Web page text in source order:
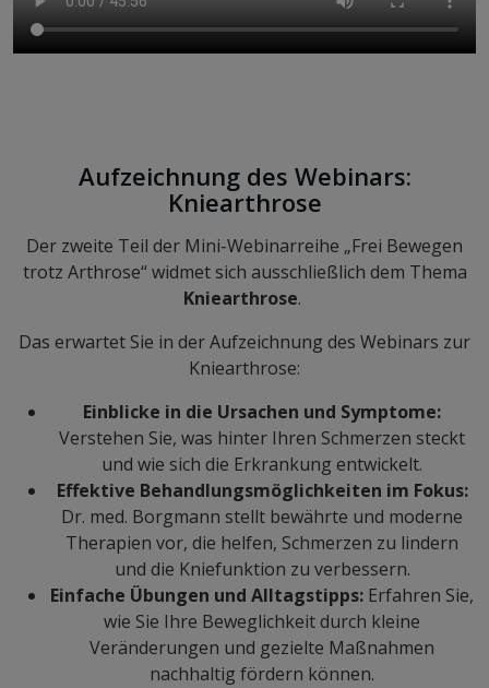
Aufzeichnung des Webinars:
Kniearthrose
Der zweite Teil der Mini-Webinarreihe „Frei Bewegen
trotz Arthrose“ widmet sich ausschließlich dem Thema
Kniearthrose.
Das erwartet Sie in der Aufzeichnung des Webinars zur
Kniearthrose:
Einblicke in die Ursachen und Symptome:
Verstehen Sie, was hinter Ihren Schmerzen steckt
und wie sich die Erkrankung entwickelt.
Effektive Behandlungsmöglichkeiten im Fokus:
Dr. med. Borgmann stellt bewährte und moderne
Therapien vor, die helfen, Schmerzen zu lindern
und die Kniefunktion zu verbessern.
Einfache Übungen und Alltagstipps: Erfahren Sie,
wie Sie Ihre Beweglichkeit durch kleine
Veränderungen und gezielte Maßnahmen
nachhaltig fördern können.